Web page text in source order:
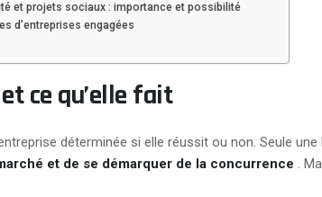
et projets sociaux : importance et possibilité
d’entreprises engagées
ce qu’elle fait
entreprise déterminée si elle réussit ou non. Seule
et de se démarquer de la concurrence .